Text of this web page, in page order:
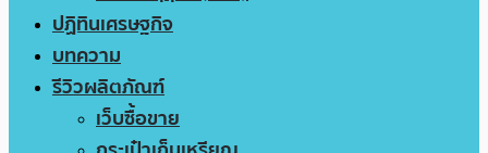
ปฏิทินเศรษฐกิจ
บทความ
รีวิวผลิตภัณฑ์
เว็บซื้อขาย